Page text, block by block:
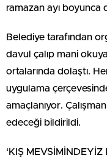
ramazan ayı
Belediye tarafından
davul çalıp mani
ortalarında dolaştı.
uygulama
amaçlanıyor.
edeceği bildirildi.
‘KIŞ